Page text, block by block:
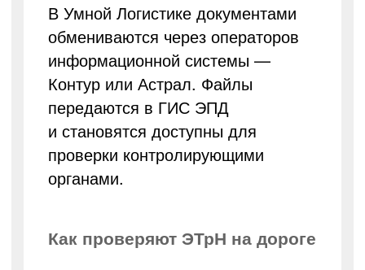
В Умной Логистике документами
обмениваются через операторов
информационной системы —
Контур или Астрал. Файлы
передаются в ГИС ЭПД
и становятся доступны для
проверки контролирующими
органами.
Как проверяют ЭТрН на дороге